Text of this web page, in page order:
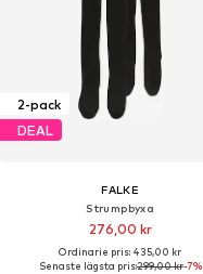
2-pack
DEAL
FALKE
Strumpbyxa
276,00 kr
Ordinarie pris: 435,00 kr
Senaste lägsta pris:299,00 kr-7%